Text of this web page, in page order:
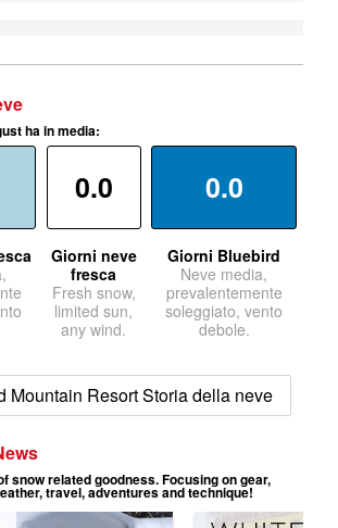
ha in media:
0.0
Giorni neve
fresca
Fresh snow,
limited sun,
any wind.
0.0
Giorni Bluebird
Neve media,
prevalentemente
soleggiato, vento
debole.
Mountain Resort Storia della neve